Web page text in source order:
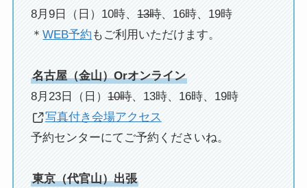
8月9日（日）10時、13時、16時、19時
＊WEB予約 もご利用いただけます。
名古屋（金山）Orオンライン
8月23日（日）10時、13時、16時、19時
写真付き会場アクセス
予約センターにてご予約くださいね。
東京（代官山）出張